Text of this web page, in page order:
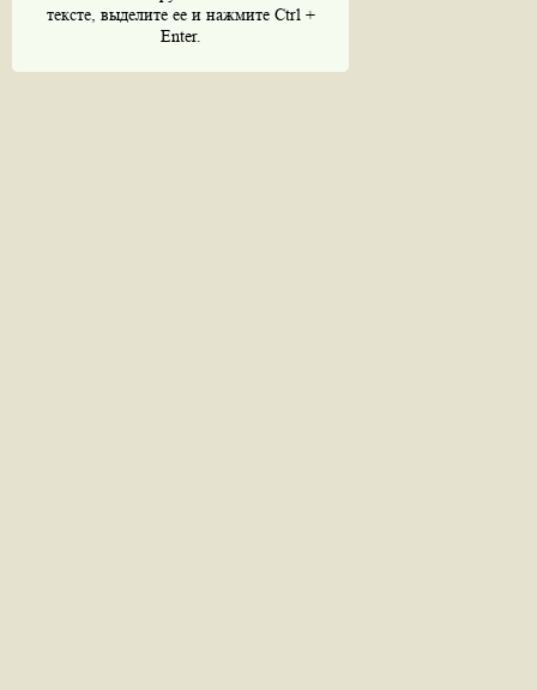
тексте, выделите ее и нажмите Ctrl +
Enter.